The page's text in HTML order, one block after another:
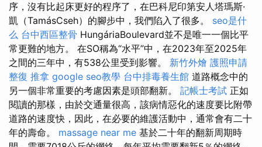
序，沒有比起床更好的程序了，在巴科尼印第安人塔瑪斯·
凱（TamásCseh）的腳步中，我們陷入了很多。 seo是什
么 台中西區整骨 HungáriaBoulevard並不是唯一一個比平
常更難的地方。 在SO稱為“水平”中，在2023年至2025年
之間的三年中，有538公里受到影響。 新竹外燴 護照申請
整復 推拿 google seo教學 台中排毒養生館 道路概念中的
另一個非常重要的考慮因素是頭部翻新。 記帳士考試 正如
閱讀的那樣，由於交通量很高，該病情惡化的速度要比附帶
道路的速度快，因此，在必要的維護活動中，通常會有二十
年的壽命。 massage near me 基於二十年的翻新周期時